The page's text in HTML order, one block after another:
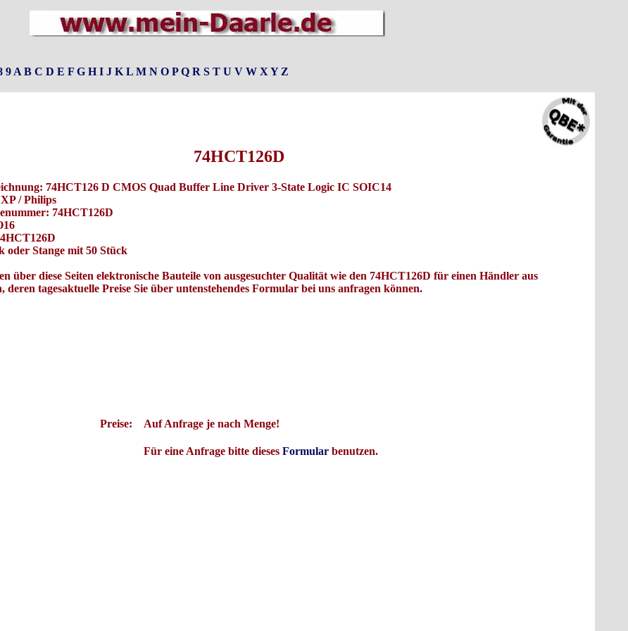
9 A B C D E F G H I J K L M N O P Q R S T U V W X Y Z
74HCT126D
74HCT126 D CMOS Quad Buffer Line Driver 3-State Logic IC SOIC14
/ Philips
74HCT126D
oder Stange mit 50 Stück
über diese Seiten elektronische Bauteile von ausgesuchter Qualität wie den 74HCT126D für einen Händler aus
deren tagesaktuelle Preise Sie über untenstehendes Formular bei uns anfragen können.
Preise: Auf Anfrage je nach Menge!
Für eine Anfrage bitte dieses Formular benutzen.